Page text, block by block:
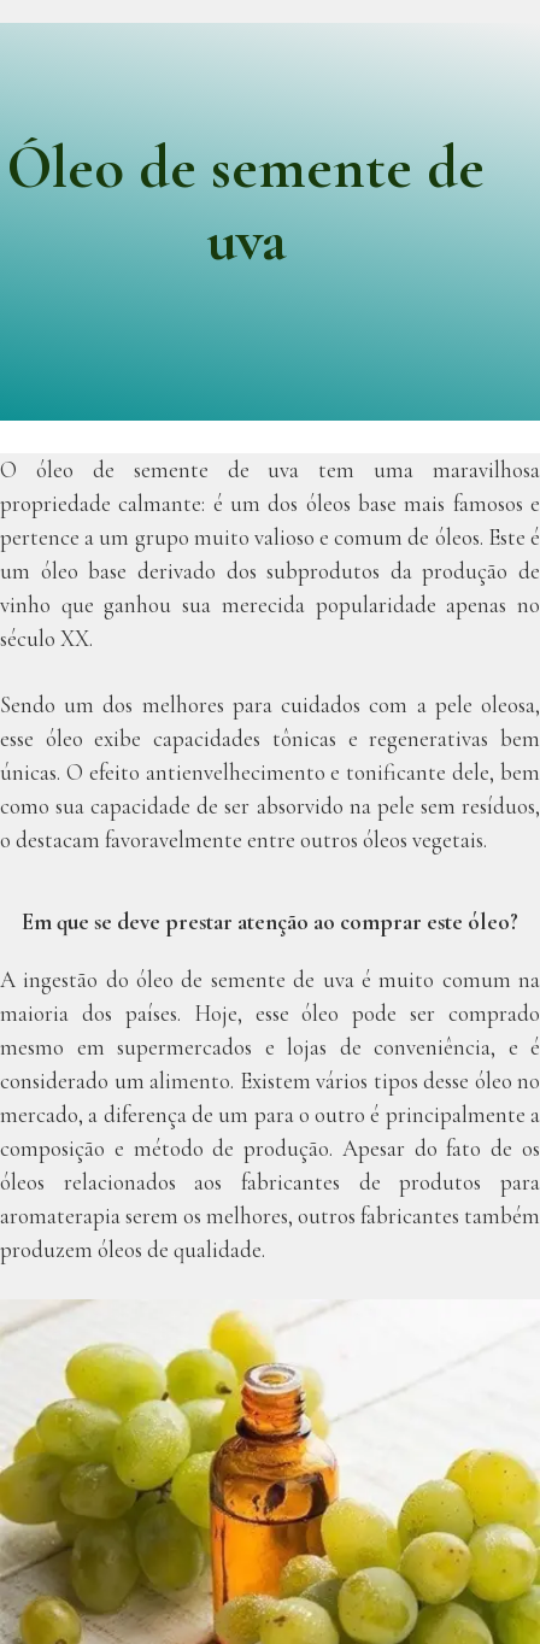
Óleo de semente de
uva
O óleo de semente de uva tem uma maravilhosa
propriedade calmante: é um dos óleos base mais famosos e
pertence a um grupo muito valioso e comum de óleos. Este é
um óleo base derivado dos subprodutos da produção de
vinho que ganhou sua merecida popularidade apenas no
século XX.
Sendo um dos melhores para cuidados com a pele oleosa,
esse óleo exibe capacidades tônicas e regenerativas bem
únicas. O efeito antienvelhecimento e tonificante dele, bem
como sua capacidade de ser absorvido na pele sem resíduos,
o destacam favoravelmente entre outros óleos vegetais.
Em que se deve prestar atenção ao comprar este óleo?
A ingestão do óleo de semente de uva é muito comum na
maioria dos países. Hoje, esse óleo pode ser comprado
mesmo em supermercados e lojas de conveniência, e é
considerado um alimento. Existem vários tipos desse óleo no
mercado, a diferença de um para o outro é principalmente a
composição e método de produção. Apesar do fato de os
óleos relacionados aos fabricantes de produtos para
aromaterapia serem os melhores, outros fabricantes também
produzem óleos de qualidade.